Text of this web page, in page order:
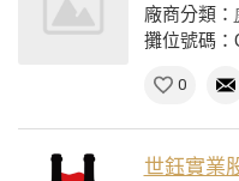
廠商分類：
攤位號碼：
0
世鈺實業